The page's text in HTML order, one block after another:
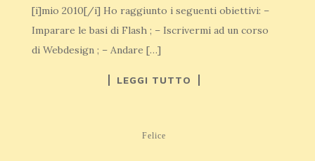
[i]mio 2010[/i] Ho raggiunto i seguenti obiettivi: –
Imparare le basi di Flash ; – Iscrivermi ad un corso
di Webdesign ; – Andare […]
LEGGI TUTTO
Felice